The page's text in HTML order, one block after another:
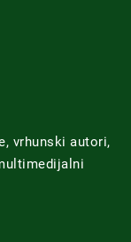
vrhunski autori,